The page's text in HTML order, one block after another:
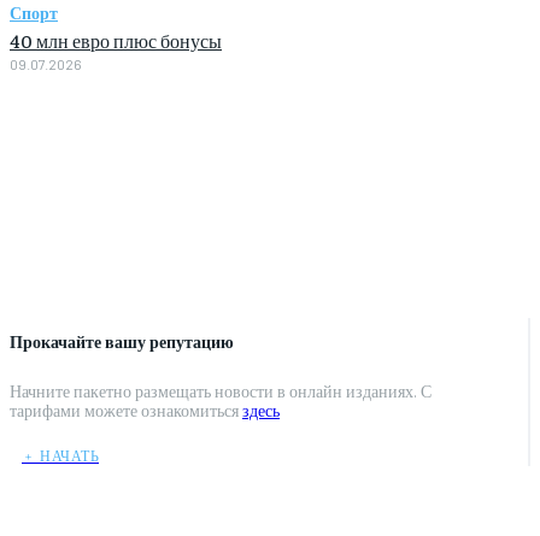
Прокачайте вашу репутацию
Начните пакетно размещать новости в онлайн изданиях. С
тарифами можете ознакомитьсяздесь
﹢ НАЧАТЬ
Спорт
40 млн евро плюс бонусы
09.07.2026